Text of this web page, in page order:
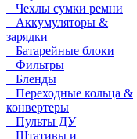
Чехлы сумки ремни
Аккумуляторы &
зарядки
Батарейные блоки
Фильтры
Бленды
Переходные кольца &
конвертеры
Пульты ДУ
Штативы и